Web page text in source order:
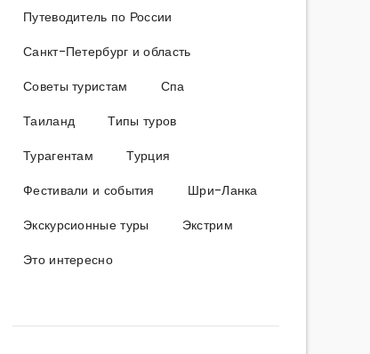
Путеводитель по России
Санкт-Петербург и область
Советы туристам
Спа
Таиланд
Типы туров
Турагентам
Турция
Фестивали и события
Шри-Ланка
Экскурсионные туры
Экстрим
Это интересно